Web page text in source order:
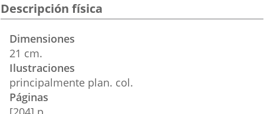
Descripción física
Dimensiones
21 cm.
Ilustraciones
principalmente plan. col.
Páginas